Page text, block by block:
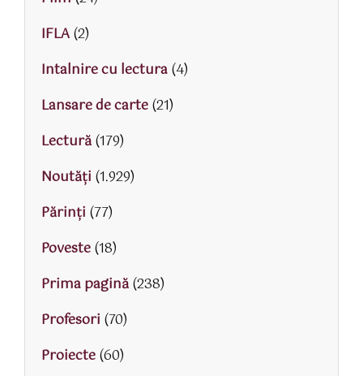
IFLA(2)
Intalnire cu lectura(4)
Lansare de carte(21)
Lectură(179)
Noutăți (1.929)
Părinţi (77)
Poveste(18)
Prima pagină(238)
Profesori (70)
Proiecte(60)